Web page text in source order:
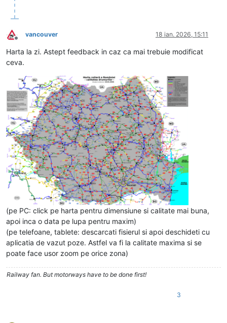
Deconectat
vancouver 18 ian. 2026, 15:11
Harta la zi. Astept feedback in caz ca mai trebuie modificat
ceva.
(pe PC: click pe harta pentru dimensiune si calitate mai buna,
apoi inca o data pe lupa pentru maxim)
(pe telefoane, tablete: descarcati fisierul si apoi deschideti cu
aplicatia de vazut poze. Astfel va fi la calitate maxima si se
poate face usor zoom pe orice zona)
Railway fan. But motorways have to be done first!
3